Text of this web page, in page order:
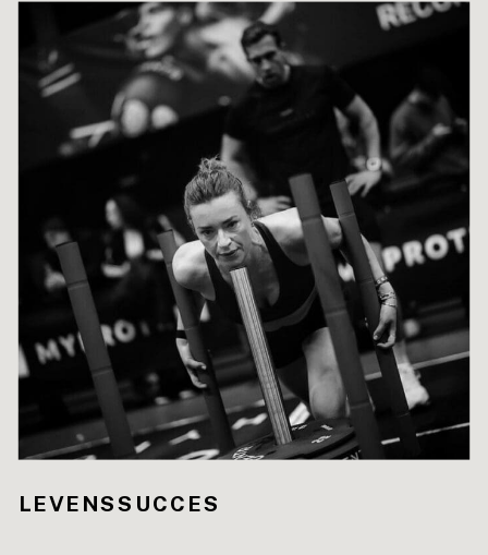
LEVENSSUCCES